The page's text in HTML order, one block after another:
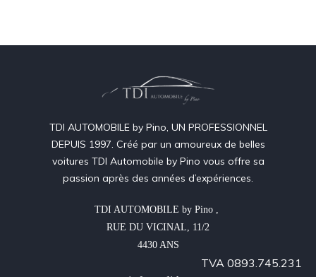
TDI AUTOMOBILE by Pino, UN PROFESSIONNEL
DEPUIS 1997. Créé par un amoureux de belles
voitures TDI Automobile by Pino vous offre sa
passion après des années d’expériences.
TDI AUTOMOBILE by Pino ,
RUE DU VICINAL, 11/2
4430 ANS
TVA 0893.745.231